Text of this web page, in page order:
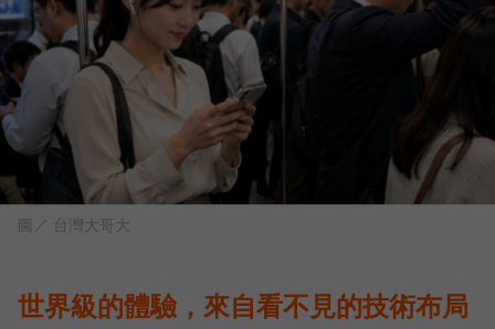
圖／ 台灣大哥大
世界級的體驗，來自看不見的技術布局